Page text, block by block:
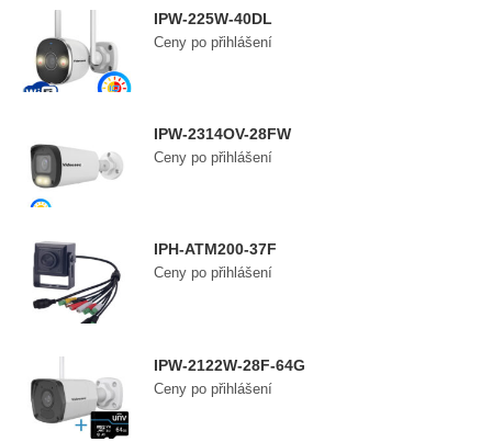
IPW-225W-40DL
Ceny po přihlášení
IPW-2314OV-28FW
Ceny po přihlášení
IPH-ATM200-37F
Ceny po přihlášení
IPW-2122W-28F-64G
Ceny po přihlášení